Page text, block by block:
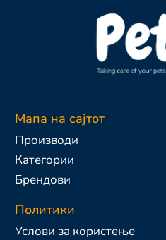
Мапа на сајтот
Производи
Категории
Брендови
Политики
Услови за користење